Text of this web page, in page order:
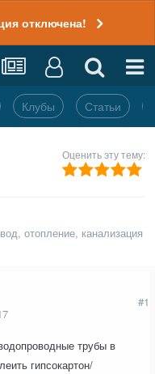
отключена!
Клубы Статьи
Оценить эту тему:
отопление, канализация
#1
трубы в
гипсокартон/